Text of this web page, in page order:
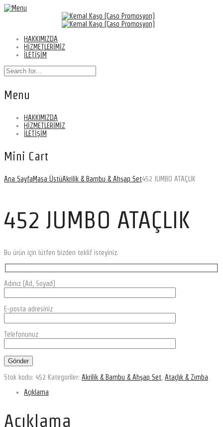
HAKKIMIZDA
HİZMETLERİMİZ
İLETİŞİM
Menu
HAKKIMIZDA
HİZMETLERİMİZ
İLETİŞİM
Mini Cart
Ana SayfaMasa ÜstüAkrilik & Bambu & Ahşap Set452 JUMBO ATAÇLIK
452 JUMBO ATAÇLIK
Bu ürün için lütfen bizden teklif isteyiniz.
Adınız (Ad, Soyad)
E-posta adresiniz
Telefonunuz
Stok kodu: 452 Kategoriler: Akrilik & Bambu & Ahşap Set Ataçlık & Zımba
Açıklama
Açıklama